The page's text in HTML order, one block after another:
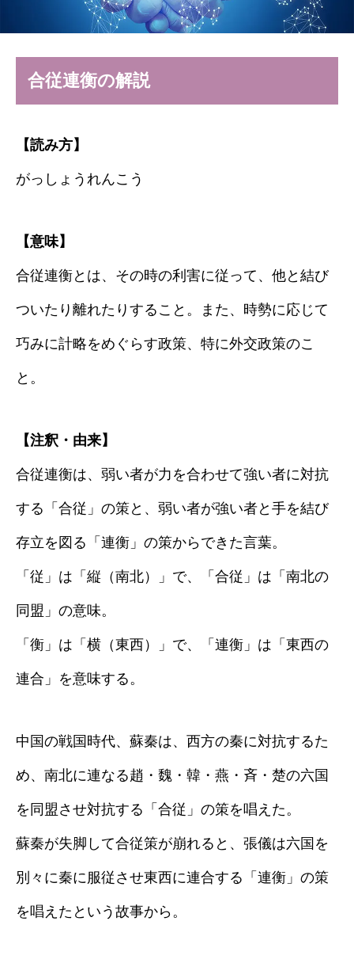
合従連衡の解説
【読み方】
がっしょうれんこう
【意味】
合従連衡とは、その時の利害に従って、他と結び
ついたり離れたりすること。また、時勢に応じて
巧みに計略をめぐらす政策、特に外交政策のこ
と。
【注釈・由来】
合従連衡は、弱い者が力を合わせて強い者に対抗
する「合従」の策と、弱い者が強い者と手を結び
存立を図る「連衡」の策からできた言葉。
「従」は「縦（南北）」で、「合従」は「南北の
同盟」の意味。
「衡」は「横（東西）」で、「連衡」は「東西の
連合」を意味する。
中国の戦国時代、蘇秦は、西方の秦に対抗するた
め、南北に連なる趙・魏・韓・燕・斉・楚の六国
を同盟させ対抗する「合従」の策を唱えた。
蘇秦が失脚して合従策が崩れると、張儀は六国を
別々に秦に服従させ東西に連合する「連衡」の策
を唱えたという故事から。